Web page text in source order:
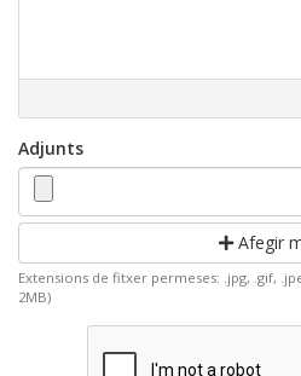
Adjunts
Afegir
Extensions de fitxer permeses: .jpg, .gif,
2MB)